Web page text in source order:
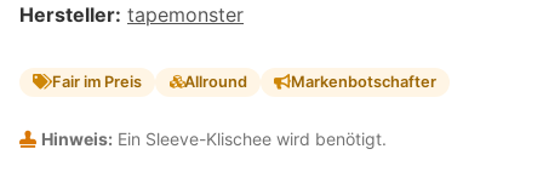
Hersteller: tapemonster
Fair im Preis Allround Markenbotschafter
Hinweis: Ein Sleeve-Klischee wird benötigt.